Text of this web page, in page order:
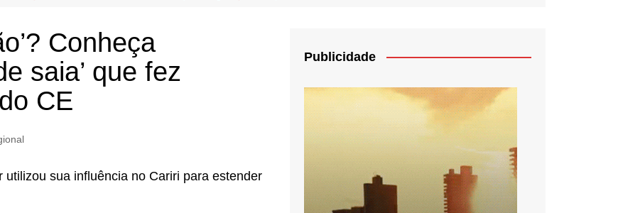
Conheça
saia’ que fez
CE
sua influência no Cariri para estender
Publicidade